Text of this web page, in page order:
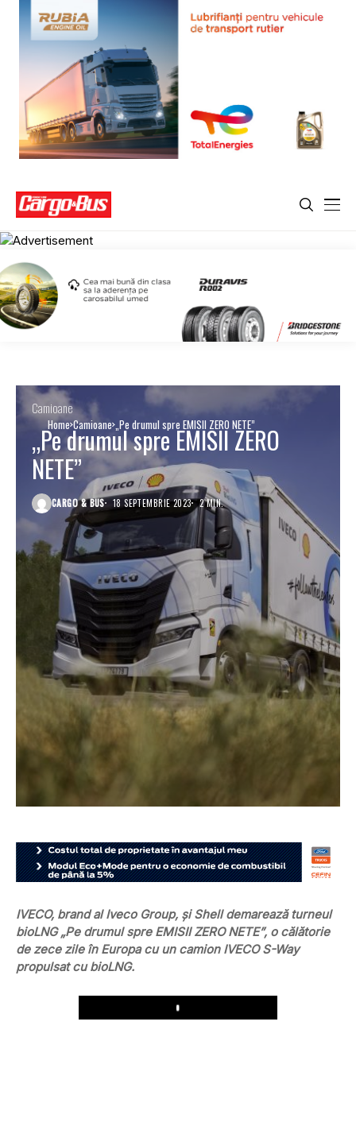
Home Camioane „Pe drumul spre EMISII ZERO NETE”
Camioane
„Pe drumul spre EMISII ZERO
NETE”
CARGO & BUS 18 SEPTEMBRIE 2023 2 MIN.
IVECO, brand al Iveco Group, și Shell demarează turneul
bioLNG „Pe drumul spre EMISII ZERO NETE”, o călătorie
de zece zile în Europa cu un camion IVECO S-Way
propulsat cu bioLNG.
Play